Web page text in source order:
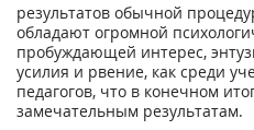
результатов обычной
обладают огромной
пробуждающей интерес,
усилия и рвение, как среди
педагогов, что в конечном
замечательным результатам.